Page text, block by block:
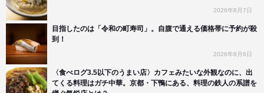
2026年8月7日
目指したのは「令和の町寿司」。自腹で通える価格帯に予約が殺
到！
2026年8月6日
〈食べログ3.5以下のうまい店〉カフェみたいな外観なのに、出
てくる料理はガチ中華。京都・下鴨にある、料理の鉄人の系譜を